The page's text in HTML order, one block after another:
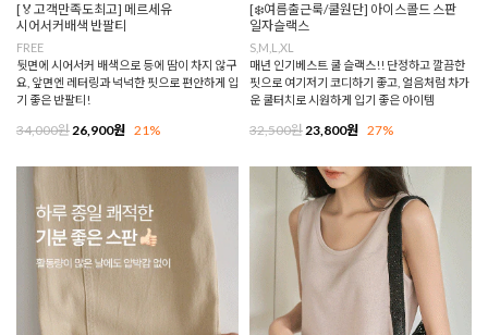
[🏅고객만족도최고] 메르세유
시어서커배색 반팔티
FREE
뒷면에 시어서커 배색으로 등에 땀이 차지 않구
요, 앞면엔 레터링과 넉넉한 핏으로 편안하게 입
기 좋은 반팔티!
34,000원26,900원 21%
[❄️여름출근룩/쿨원단] 아이스콜드 스판
일자슬랙스
S,M,L,XL
매년 인기베스트 쿨 슬랙스!! 단정하고 깔끔한
핏으로 여기저기 코디하기 좋고, 얼음처럼 차가
운 쿨터치로 시원하게 입기 좋은 아이템
32,500원23,800원 27%